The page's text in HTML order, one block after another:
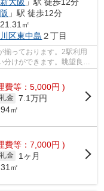
」駅 徒歩12分
㎡
区東中島 ２丁目
揃っております。2駅利用
分けができます。眺望良好
費等：5,000円 )
礼金 7.1万円
㎡
費等：7,000円 )
礼金
1ヶ月
㎡